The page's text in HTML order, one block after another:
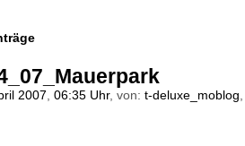
2007, 06:35 Uhr, von: t-deluxe_moblog